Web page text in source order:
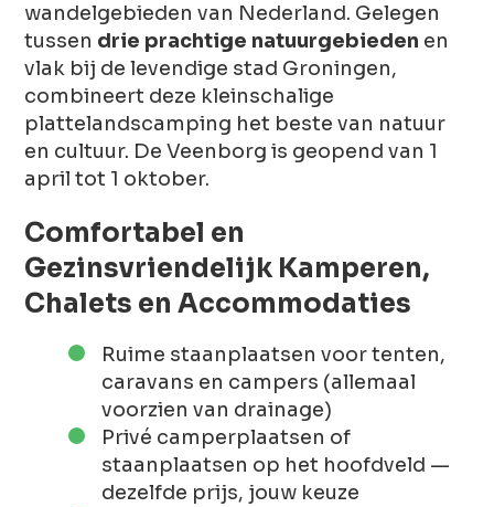
wandelgebieden van Nederland. Gelegen
tussen drie prachtige natuurgebieden en
vlak bij de levendige stad Groningen,
combineert deze kleinschalige
plattelandscamping het beste van natuur
en cultuur. De Veenborg is geopend van 1
april tot 1 oktober.
Comfortabel en
Gezinsvriendelijk Kamperen,
Chalets en Accommodaties
Ruime staanplaatsen voor tenten,
caravans en campers (allemaal
voorzien van drainage)
Privé camperplaatsen of
staanplaatsen op het hoofdveld —
dezelfde prijs, jouw keuze